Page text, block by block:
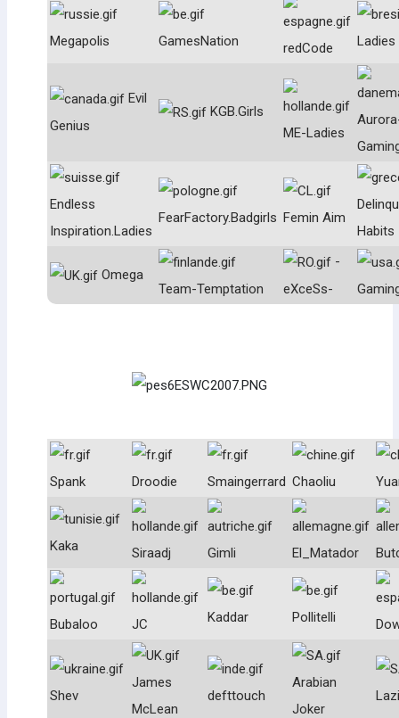
Megapolis GamesNation redCode Ladies
Evil
Genius
KGB.Girls
ME-Ladies
Endless
Inspiration.Ladies
FearFactory.Badgirls Femin Aim
Habits
Omega
Team-Temptation
-
eXceSs-
Spank Droodie Smaingerrard Chaoliu
Kaka Siraadj Gimli El_Matador
Bubaloo JC Kaddar Pollitelli
Shev
James
McLean
defttouch
Arabian
Joker